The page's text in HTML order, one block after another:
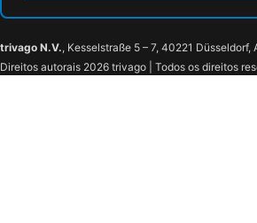
trivago N.V., Kesselstraße 5 – 7, 40221 Düsseldorf,
Direitos autorais 2026 trivago | Todos os direitos